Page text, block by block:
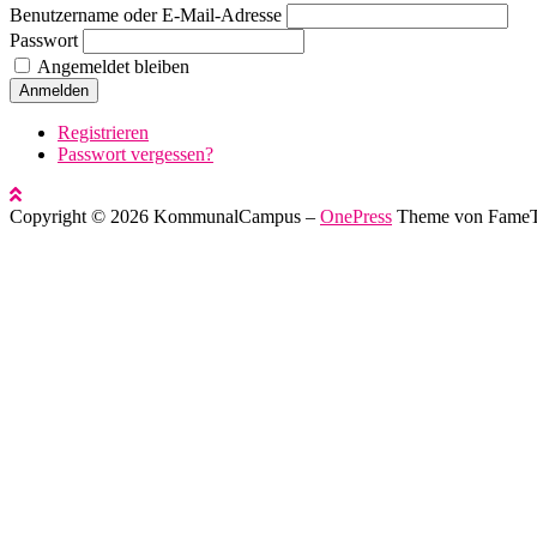
Benutzername oder E-Mail-Adresse
Passwort
Angemeldet bleiben
Anmelden
Registrieren
Passwort vergessen?
Copyright © 2026 KommunalCampus – OnePress Theme von